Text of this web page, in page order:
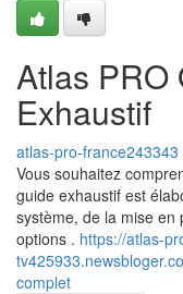
Atlas PRO
Exhaustif
atlas-pro-france243343
Vous souhaitez
guide exhaustif est
système, de la mise en
options . https://atlas-
complet